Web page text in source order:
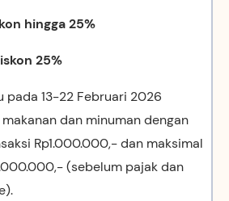
hingga 25%
25%
pada 13-22 Februari 2026
dan minuman dengan
Rp1.000.000,- dan maksimal
(sebelum pajak dan